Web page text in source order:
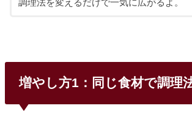
調理法を変えるだけで一気に広がるよ。
増やし方1：同じ食材で調理